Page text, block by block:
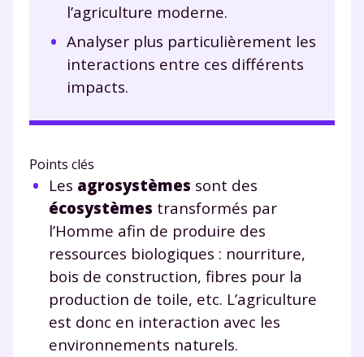
l’agriculture moderne.
Analyser plus particulièrement les
interactions entre ces différents
impacts.
Points clés
Les agrosystèmes sont des
écosystèmes transformés par
l’Homme afin de produire des
ressources biologiques : nourriture,
bois de construction, fibres pour la
production de toile, etc. L’agriculture
est donc en interaction avec les
environnements naturels.